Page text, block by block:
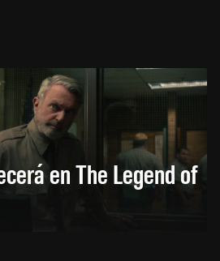
en The Legend of